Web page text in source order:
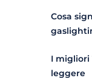
Cosa
I migliori
leggere